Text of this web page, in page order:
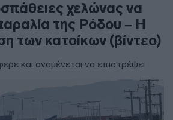
χελώνας να
της Ρόδου – Η
των κατοίκων (βίντεο)
και αναμένεται να επιστρέψει